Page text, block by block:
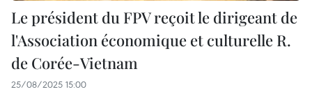
Le président du FPV reçoit le dirigeant de
l'Association économique et culturelle R.
de Corée-Vietnam
25/08/2025 15:00